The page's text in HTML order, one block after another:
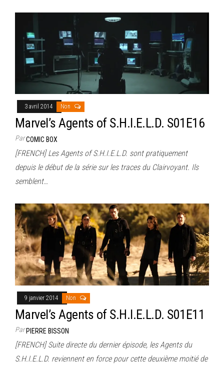
3 avril 2014 Non
Marvel’s Agents of S.H.I.E.L.D. S01E16
ParCOMIC BOX
[FRENCH] Les Agents of S.H.I.E.L.D. sont pratiquement
depuis le début de la série sur les traces du Clairvoyant. Ils
semblent…
9 janvier 2014 Non
Marvel’s Agents of S.H.I.E.L.D. S01E11
ParPIERRE BISSON
[FRENCH] Suite directe du dernier épisode, les Agents du
S.H.I.E.L.D. reviennent en force pour cette deuxième moitié de